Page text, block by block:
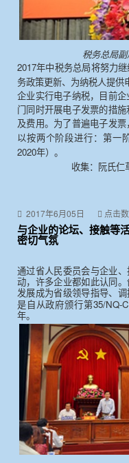
税务总局
2017年中税务总局将努力
务政策更新、为纳税人提供
企业实行电子纳税，目前
门同时开展电子发票的措
及费用。为了普遍电子发
以按两个阶段进行：第一
2020年）。
收集：阮氏仁
2017年6月05日 点击
与企业的论坛、接触等
密切气氛
通过省人民委员会与企业
动，许多企业都如此认同
发展成为省级领导指导、
是自从政府颁行第35/NQ-
年。